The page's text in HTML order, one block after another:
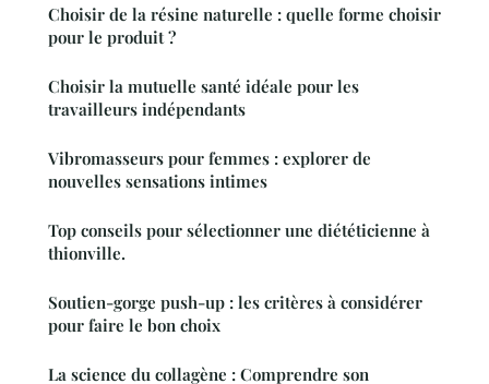
Choisir de la résine naturelle : quelle forme choisir
pour le produit ?
Choisir la mutuelle santé idéale pour les
travailleurs indépendants
Vibromasseurs pour femmes : explorer de
nouvelles sensations intimes
Top conseils pour sélectionner une diététicienne à
thionville.
Soutien-gorge push-up : les critères à considérer
pour faire le bon choix
La science du collagène : Comprendre son